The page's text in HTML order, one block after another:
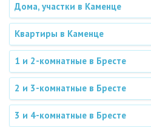
Дома, участки в Каменце
Квартиры в Каменце
1 и 2-комнатные в Бресте
2 и 3-комнатные в Бресте
3 и 4-комнатные в Бресте